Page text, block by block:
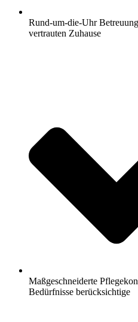
Rund-um-die-Uhr
vertrauten Zuhause
Maßgeschneiderte
Bedürfnisse berücksichtige